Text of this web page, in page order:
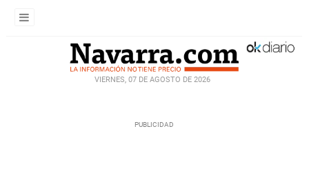
VIERNES, 07 DE AGOSTO DE 2026